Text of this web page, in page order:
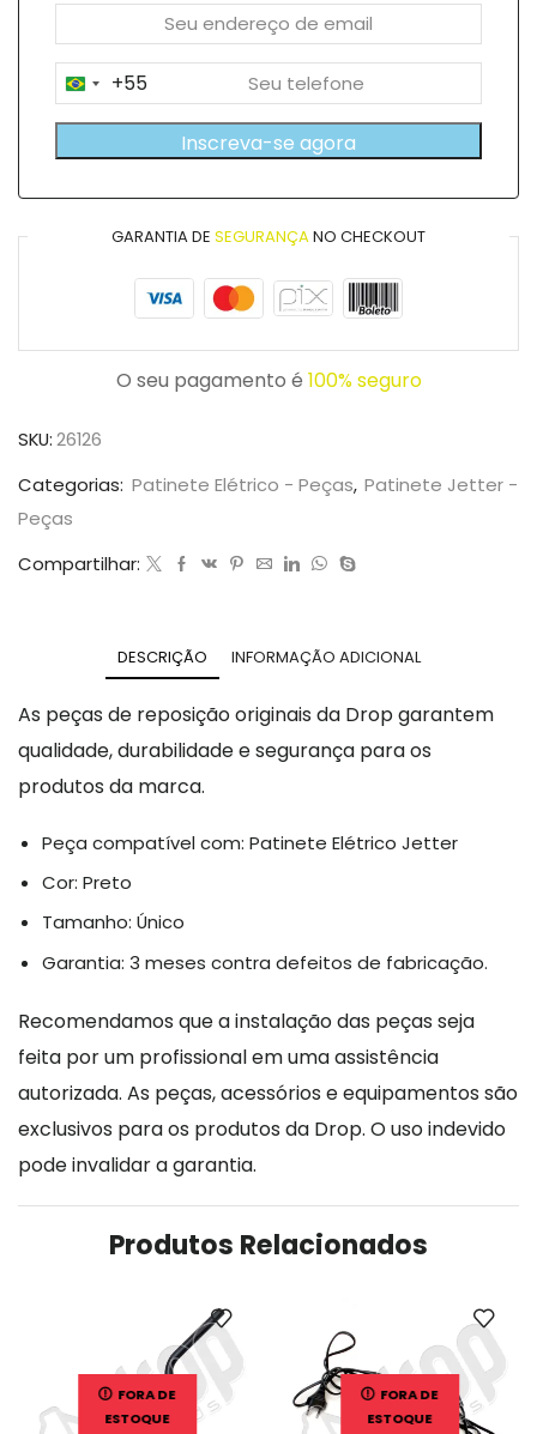
Brazil
+55
+55
Inscreva-se agora
GARANTIA DE SEGURANÇANO CHECKOUT
O seu pagamento é 100% seguro
SKU:26126
Categorias: Patinete Elétrico - Peças, Patinete Jetter -
Peças
Compartilhar:
DESCRIÇÃO INFORMAÇÃO ADICIONAL
As peças de reposição originais da Drop garantem
qualidade, durabilidade e segurança para os
produtos da marca.
Peça compatível com: Patinete Elétrico Jetter
Cor: Preto
Tamanho: Único
Garantia: 3 meses contra defeitos de fabricação.
Recomendamos que a instalação das peças seja
feita por um profissional em uma assistência
autorizada. As peças, acessórios e equipamentos são
exclusivos para os produtos da Drop. O uso indevido
pode invalidar a garantia.
Produtos Relacionados
FORA DE
ESTOQUE
FORA DE
ESTOQUE